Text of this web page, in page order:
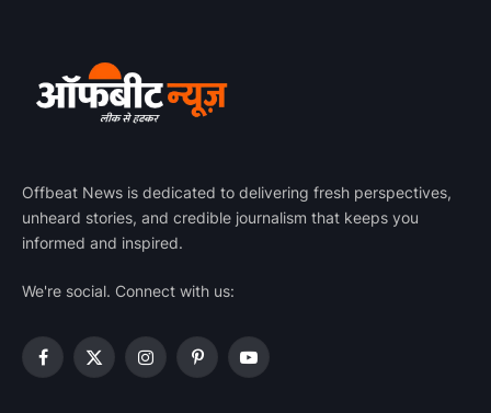
Offbeat News is dedicated to delivering fresh perspectives,
unheard stories, and credible journalism that keeps you
informed and inspired.
We're social. Connect with us:
Facebook
X
InstagramPinterestYouTube